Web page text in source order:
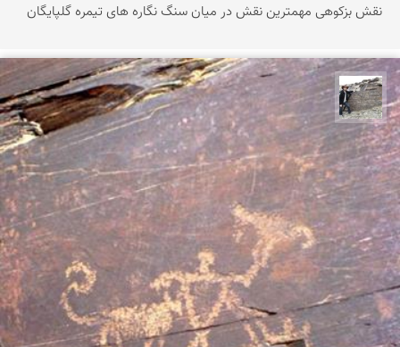
نقش بزکوهی مهمترین نقش در میان سنگ نگاره های تیمره گلپایگان
محسن جمالی